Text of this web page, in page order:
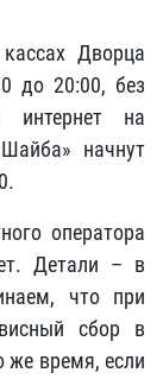
Дворца
до 20:00, без
на
начнут
оператора
Детали – в
, что при
сбор в
же время, если